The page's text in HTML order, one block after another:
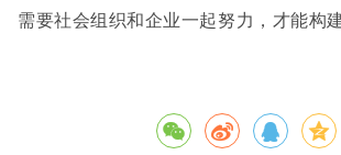
需要社会组织和企业一起努力，才能构